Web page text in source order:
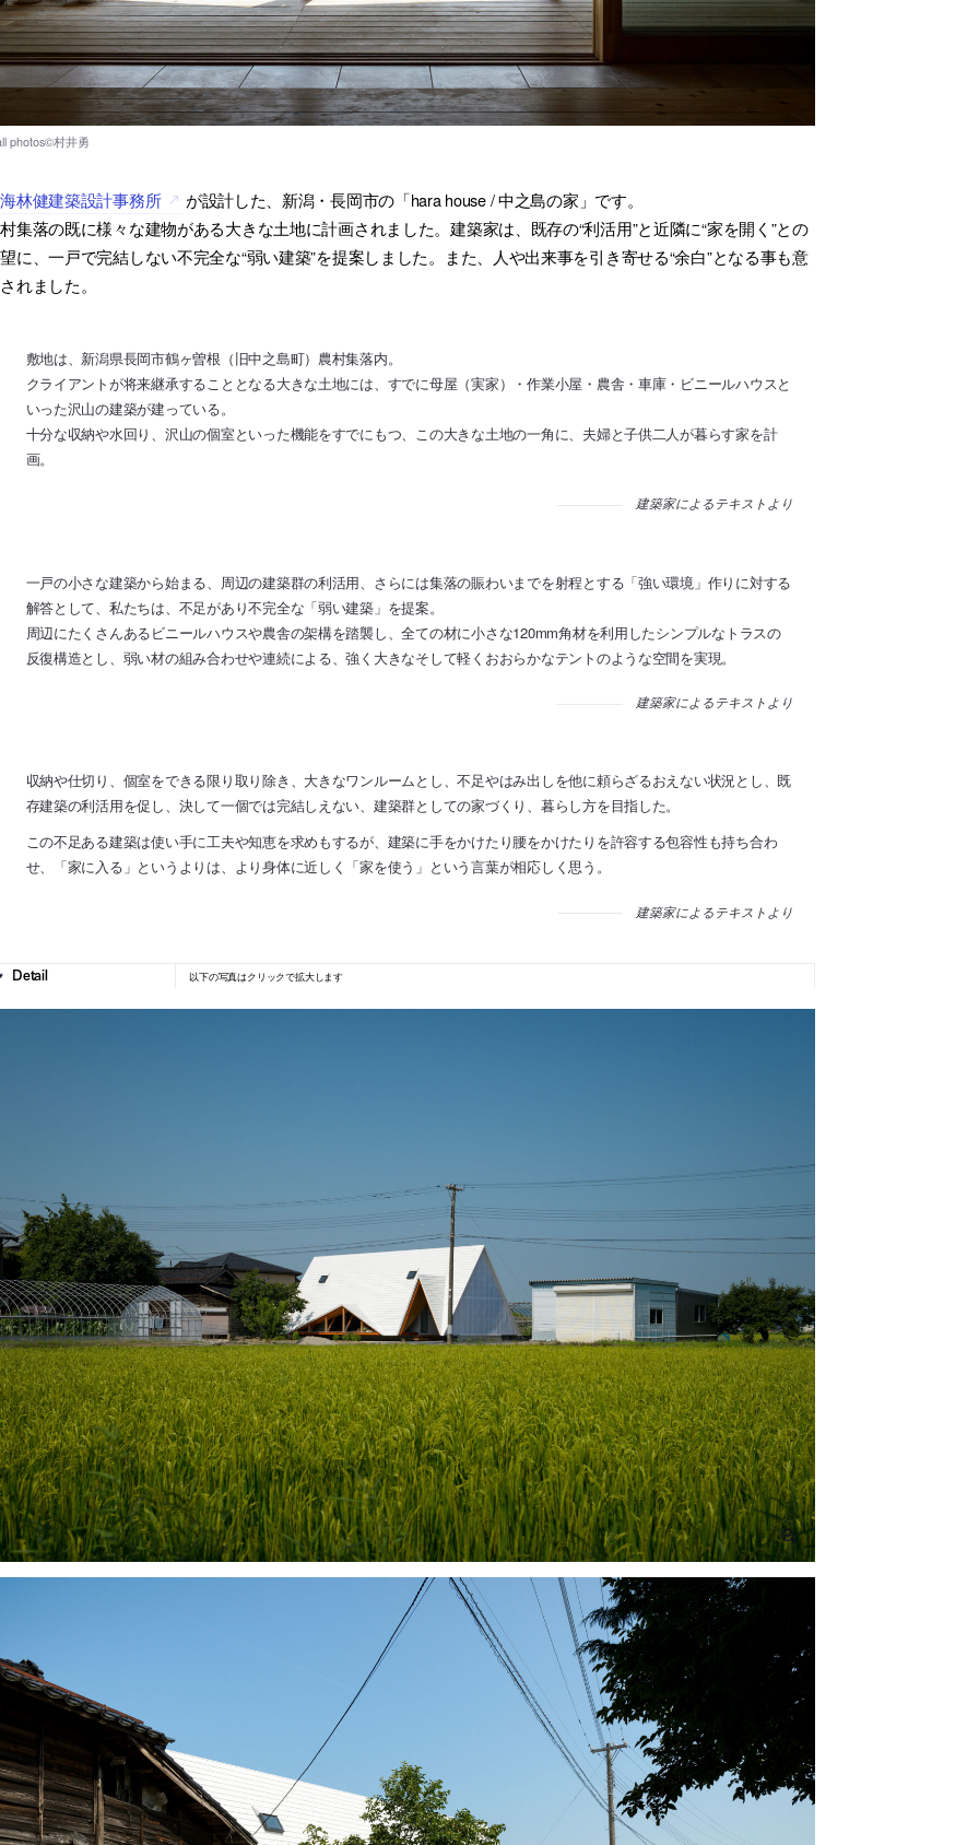
林健建築設計事務所
が設計した、新潟・長岡市の「hara house / 中之島の家」です。
集落の既に様々な建物がある大きな土地に計画されました。建築家は、既存の“利活用”と近隣に“家を開く”との
に、一戸で完結しない不完全な“弱い建築”を提案しました。また、人や出来事を引き寄せる“余白”となる事も意
れました。
敷地は、新潟県長岡市鶴ヶ曽根（旧中之島町）農村集落内。
クライアントが将来継承することとなる大きな土地には、すでに母屋（実家）・作業小屋・農舎・車庫・ビニールハウスと
いった沢山の建築が建っている。
十分な収納や水回り、沢山の個室といった機能をすでにもつ、この大きな土地の一角に、夫婦と子供二人が暮らす家を計
画。
建築家によるテキストより
一戸の小さな建築から始まる、周辺の建築群の利活用、さらには集落の賑わいまでを射程とする「強い環境」作りに対する
解答として、私たちは、不足があり不完全な「弱い建築」を提案。
周辺にたくさんあるビニールハウスや農舎の架構を踏襲し、全ての材に小さな120mm角材を利用したシンプルなトラスの
反復構造とし、弱い材の組み合わせや連続による、強く大きなそして軽くおおらかなテントのような空間を実現。
建築家によるテキストより
収納や仕切り、個室をできる限り取り除き、大きなワンルームとし、不足やはみ出しを他に頼らざるおえない状況とし、既
存建築の利活用を促し、決して一個では完結しえない、建築群としての家づくり、暮らし方を目指した。
この不足ある建築は使い手に工夫や知恵を求めもするが、建築に手をかけたり腰をかけたりを許容する包容性も持ち合わ
せ、「家に入る」というよりは、より身体に近しく「家を使う」という言葉が相応しく思う。
建築家によるテキストより
以下の写真はクリックで拡大します